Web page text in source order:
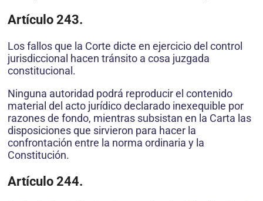
Artículo 243.
Los fallos que la Corte dicte en ejercicio del control
jurisdiccional hacen tránsito a cosa juzgada
constitucional.
Ninguna autoridad podrá reproducir el contenido
material del acto jurídico declarado inexequible por
razones de fondo, mientras subsistan en la Carta las
disposiciones que sirvieron para hacer la
confrontación entre la norma ordinaria y la
Constitución.
Artículo 244.